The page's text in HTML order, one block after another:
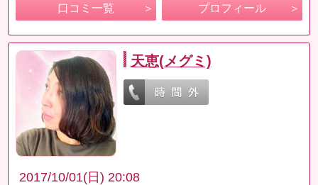
口コミ一覧 プロフィール
天恵(メグミ)
2017/10/01(日) 20:08